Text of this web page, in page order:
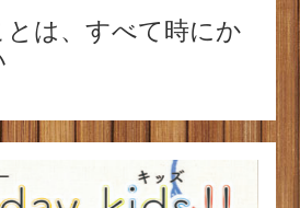
は、すべて時にか